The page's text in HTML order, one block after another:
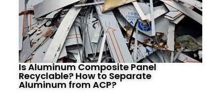
Is Aluminum Composite Panel
Recyclable? How to Separate
Aluminum from ACP?